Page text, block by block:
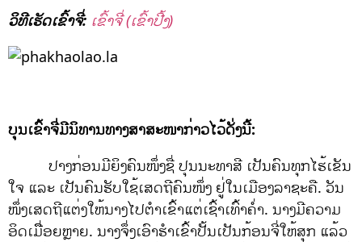
ວິທີເຮັດເຂົ້າຈີ່: ເຂົ້າຈີ່ (ເຂົ້າປີ້ງ)
ບຸນເຂົ້າຈີ່ມີນິທານທາງສາສະໜາກ່າວໄວ້ດັ່ງນີ້:
ປາງກ່ອນມີຍິງຄົນໜຶ່ງຊື່ ປຸນນະທາສີ ເປັນຄົນທຸກໄຮ້ເຂັນ
ໃຈ ແລະ ເປັນຄົນຮັບໃຊ້ເສດຖີຄົນໜຶ່ງ ຢູ່ໃນເມືອງລາຊະຄື. ວັນ
ໜຶ່ງເສດຖີແຕ່ງໃຫ້ນາງໄປຕຳເຂົ້າແຕ່ເຊົ້າເທົ້າຄ່ຳ. ນາງມີຄວາມ
ອິດເມື່ືອຍຫຼາຍ. ນາງຈຶ່ງເອົາຮຳເຂົ້າປັ້ນເປັນກ້ອນຈີ່ໃຫ້ສຸກ ແລ້ວ